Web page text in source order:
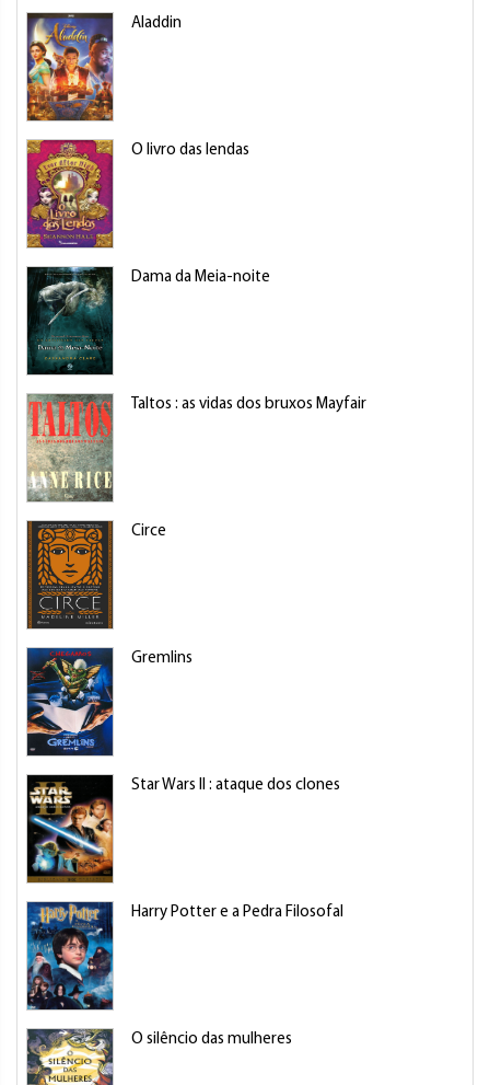
Aladdin
O livro das lendas
Dama da Meia-noite
Taltos : as vidas dos bruxos Mayfair
Circe
Gremlins
Star Wars II : ataque dos clones
Harry Potter e a Pedra Filosofal
O silêncio das mulheres